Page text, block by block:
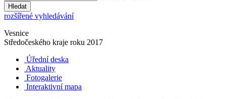
Hledat
rozšířené vyhledávání
Vesnice
Středočeského kraje roku 2017
Úřední deska
Aktuality
Fotogalerie
Interaktivní mapa